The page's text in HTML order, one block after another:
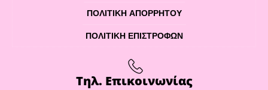
ΠΟΛΙΤΙΚΉ ΑΠΟΡΡΉΤΟΥ
ΠΟΛΙΤΙΚΉ ΕΠΙΣΤΡΟΦΏΝ
Τηλ. Επικοινωνίας